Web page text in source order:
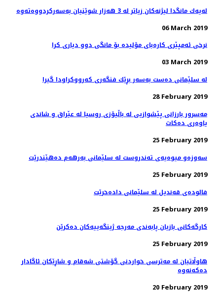
06 March 2019
نرخی ئه‌مپێری كاره‌بای مۆلیده‌ بۆ مانگی دوو دیاری كرا
03 March 2019
له‌ سلێمانی ده‌ست به‌سه‌ر بڕێك فنگه‌ری كه‌رووكراودا گیرا
28 February 2019
مه‌سرور بارزانی پێشوازیی لە باڵیۆزی روسیا لە عێراق و شاندی
یاوه‌ری ده‌كات
25 February 2019
سه‌وزه‌و میوه‌یه‌ی ته‌ندروست له‌ سلێمانی به‌رهه‌م ده‌هێندرێت
25 February 2019
فالوده‌ی قه‌ندیل له‌ سلێمانی داده‌خرێت
25 February 2019
كارگه‌كانی بازیان پابه‌ندی مه‌رجه‌ ژینگه‌ییه‌كان ده‌كرێن
25 February 2019
هاوڵاتیان له‌ مەترسی خواردنی گۆشتی شەقام و شاڕێكان ئاگادار
20 February 2019